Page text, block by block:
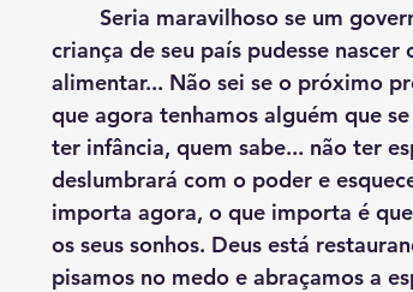
criança de seu país pudesse
alimentar... Não sei se o próximo
que agora tenhamos alguém que
ter infância, quem sabe... não ter
deslumbrará com o poder e
importa agora, o que importa é
os seus sonhos. Deus está
pisamos no medo e abraçamos a